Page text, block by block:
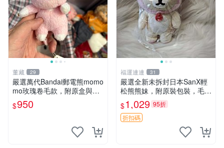
董藏 29
嚴選萬代Bandai郵電熊momo
mo玫瑰卷毛款，附原盒與吊
牌，粉嫩可愛入手即柔軟～
玫瑰卷毛 郵電熊 正品
$950
福運連連 31
嚴選全新未拆封日本SanX輕
松熊熊妹，附原裝包裝，毛絨
質地極佳，細膩可愛，推薦收
藏兼送禮，適合女性好友或家
人，限量釋出。鬆熊、熊玩
$1,029 95折
折扣碼